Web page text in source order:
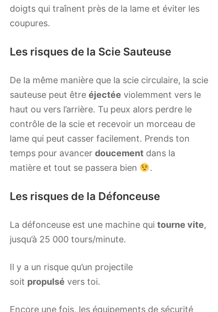
doigts qui traînent près de la lame et éviter les
coupures.
Les risques de la Scie Sauteuse
De la même manière que la scie circulaire, la scie
sauteuse peut être éjectée violemment vers le
haut ou vers l’arrière. Tu peux alors perdre le
contrôle de la scie et recevoir un morceau de
lame qui peut casser facilement. Prends ton
temps pour avancer doucement dans la
matière et tout se passera bien
.
Les risques de la Défonceuse
La défonceuse est une machine qui tourne vite,
jusqu’à 25 000 tours/minute.
Il y a un risque qu’un projectile
soit propulsé vers toi.
Encore une fois, les équipements de sécurité